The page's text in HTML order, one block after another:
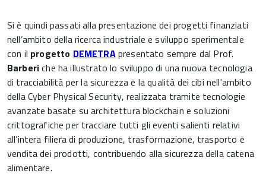
Si è quindi passati alla presentazione dei progetti finanziati
nell’ambito della ricerca industriale e sviluppo sperimentale
con il progetto DEMETRApresentato sempre dal Prof.
Barberiche ha illustrato lo sviluppo di una nuova tecnologia
di tracciabilità per la sicurezza e la qualità dei cibi nell'ambito
della Cyber Physical Security, realizzata tramite tecnologie
avanzate basate su architettura blockchain e soluzioni
crittografiche per tracciare tutti gli eventi salienti relativi
all’intera filiera di produzione, trasformazione, trasporto e
vendita dei prodotti, contribuendo alla sicurezza della catena
alimentare.